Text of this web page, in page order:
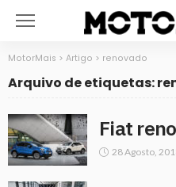
MotorMais > Artigo > renovado
Arquivo de etiquetas:
Fiat
28 Agosto,